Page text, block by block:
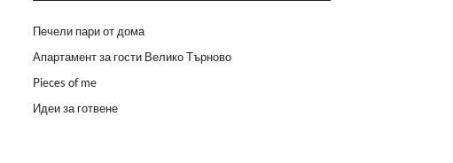
Печели пари от дома
Апартамент за гости Велико Търново
Pieces of me
Идеи за готвене